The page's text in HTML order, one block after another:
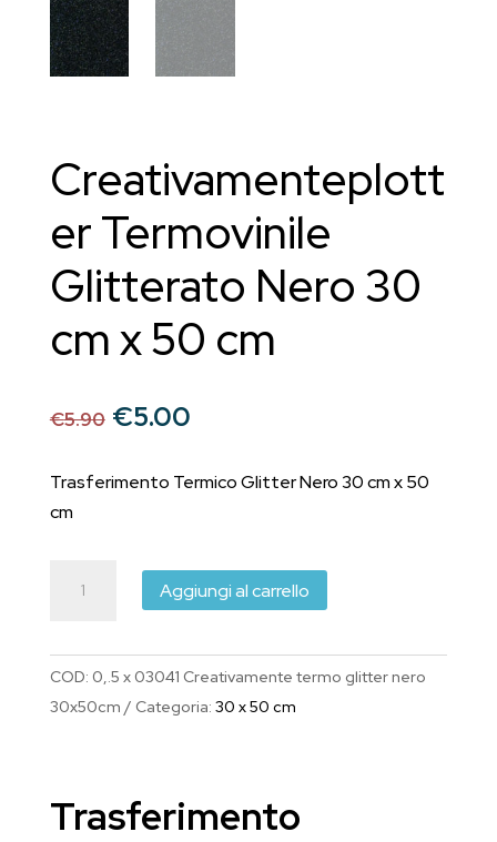
Creativamenteplott
er Termovinile
Glitterato Nero 30
cm x 50 cm
€5.90 Il
originale
€5.00Il
attuale
Trasferimento Termico Glitter Nero 30 cm x 50
cm
Creativamenteplotter
Termovinile
Nero
cm
Aggiungi al carrello
COD: 0,.5 x 03041 Creativamente termo glitter nero
30x50cm
Categoria: 30 x 50 cm
Trasferimento